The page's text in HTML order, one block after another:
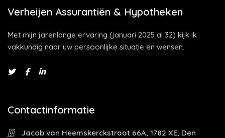
Verheijen Assurantiën & Hypotheken
Met mijn jarenlange ervaring (januari 2025 al 32) kijk ik
vakkundig naar uw persoonlijke situatie en wensen.
Contactinformatie
Jacob van Heemskerckstraat 66A, 1782 XE, Den